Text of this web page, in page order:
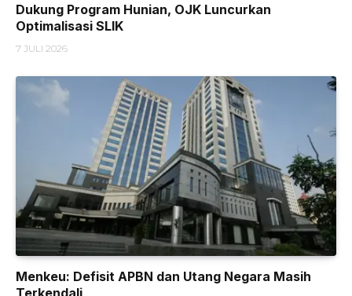
Dukung Program Hunian, OJK Luncurkan
Optimalisasi SLIK
7 JULI 2026
Menkeu: Defisit APBN dan Utang Negara Masih